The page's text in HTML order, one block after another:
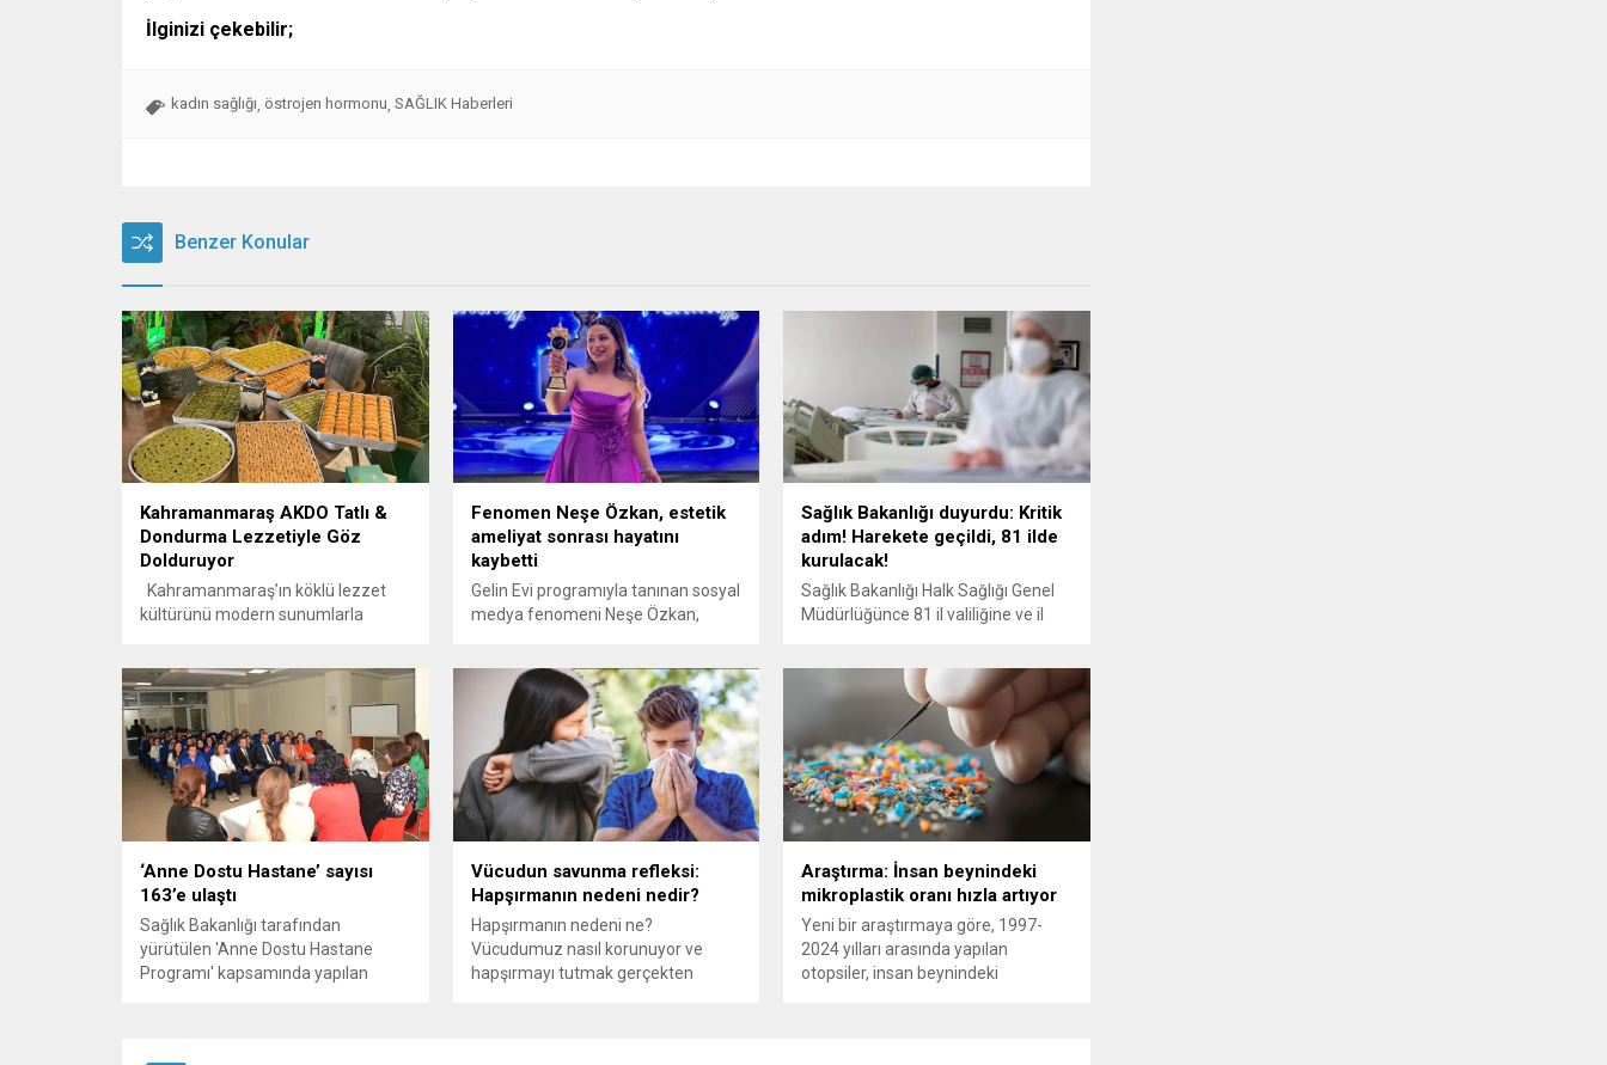
İlginizi çekebilir;
kadın sağlığı, östrojen hormonu, SAĞLIK Haberleri
Benzer Konular
Kahramanmaraş AKDO Tatlı &
Dondurma Lezzetiyle Göz
Dolduruyor
Kahramanmaraş’ın köklü lezzet
kültürünü modern sunumlarla
çeşitleriyle vatandaşların yoğun
ilgisini görüyor. Geleneksel Maraş
lezzetlerini kalite ve hijyen
anlayışıyla sunan işletme, hem şehir
halkının hem de şehir dışından
gelen misafirlerin uğrak noktaları
arasında yer alıyor. Özellikle
dondurmasını...
Fenomen Neşe Özkan, estetik
ameliyat sonrası hayatını
kaybetti
Gelin Evi programıyla tanınan sosyal
medya fenomeni Neşe Özkan,
germe ve meme küçültme
ameliyatı sırasında kalbinin durduğu
belirtildi.
Sağlık Bakanlığı duyurdu: Kritik
adım! Harekete geçildi, 81 ilde
kurulacak!
Sağlık Bakanlığı Halk Sağlığı Genel
Müdürlüğünce 81 il valiliğine ve il
ilişkin yazı gönderildi.
‘Anne Dostu Hastane’ sayısı
163’e ulaştı
Sağlık Bakanlığı tarafından
yürütülen 'Anne Dostu Hastane
Programı' kapsamında yapılan
Vücudun savunma refleksi:
Hapşırmanın nedeni nedir?
Hapşırmanın nedeni ne?
Vücudumuz nasıl korunuyor ve
hapşırmayı tutmak gerçekten
Araştırma: İnsan beynindeki
mikroplastik oranı hızla artıyor
Yeni bir araştırmaya göre, 1997-
2024 yılları arasında yapılan
otopsiler, insan beynindeki